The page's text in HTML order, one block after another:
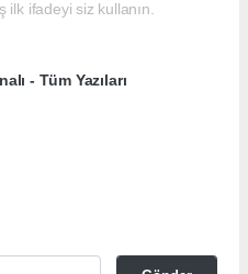
ilk ifadeyi siz kullanın.
- Tüm Yazıları